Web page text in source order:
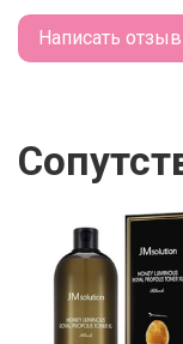
Как
Смочите
количество
Написать отзыв